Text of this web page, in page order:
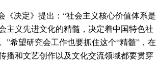
《决定》提出：“社会主义核心价值体系是
主义先进文化的精髓，决定着中国特色社
”希望研究会工作也要抓住这个“精髓”，在
播和文艺创作以及文化交流领域都要贯穿